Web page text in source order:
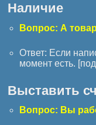
Наличие
Вопрос: А
Ответ: Если
момент есть. [
Выставить
Вопрос: Вы